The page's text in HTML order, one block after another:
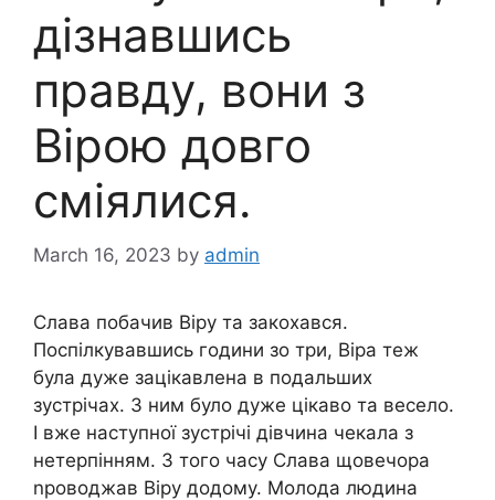
дізнавшись
правду, вони з
Вірою довго
сміялися.
March 16, 2023 by admin
Слава побачив Віру та закохався.
Поспілкувавшись години зо три, Віра теж
була дуже зацікавлена в подальших
зустрічах. З ним було дуже цікаво та весело.
І вже наступної зустрічі дівчина чекала з
нетерпінням. З того часу Слава щовечора
nроводжав Віру додому. Молода людина